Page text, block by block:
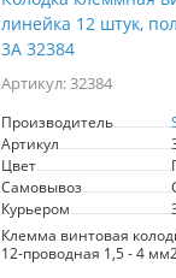
линейка 12 штук,
3A 32384
Артикул: 32384
Производитель
Артикул
Цвет
Самовывоз
Курьером
Клемма винтовая
12-проводная 1,5 - 4